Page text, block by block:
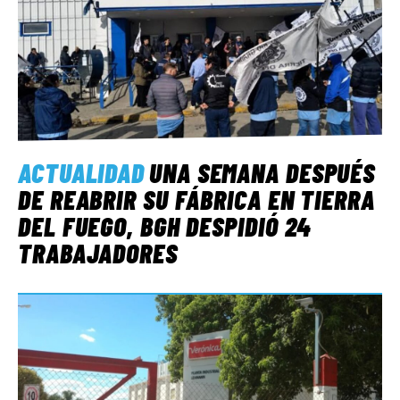
ACTUALIDADUNA SEMANA DESPUÉS
DE REABRIR SU FÁBRICA EN TIERRA
DEL FUEGO, BGH DESPIDIÓ 24
TRABAJADORES